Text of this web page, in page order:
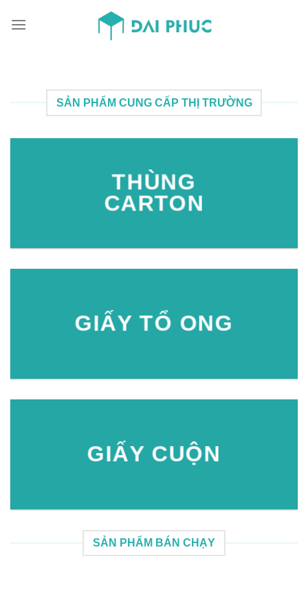
SẢN PHẨM CUNG CẤP THỊ TRƯỜNG
THÙNG
CARTON
GIẤY TỔ ONG
GIẤY CUỘN
SẢN PHẨM BÁN CHẠY